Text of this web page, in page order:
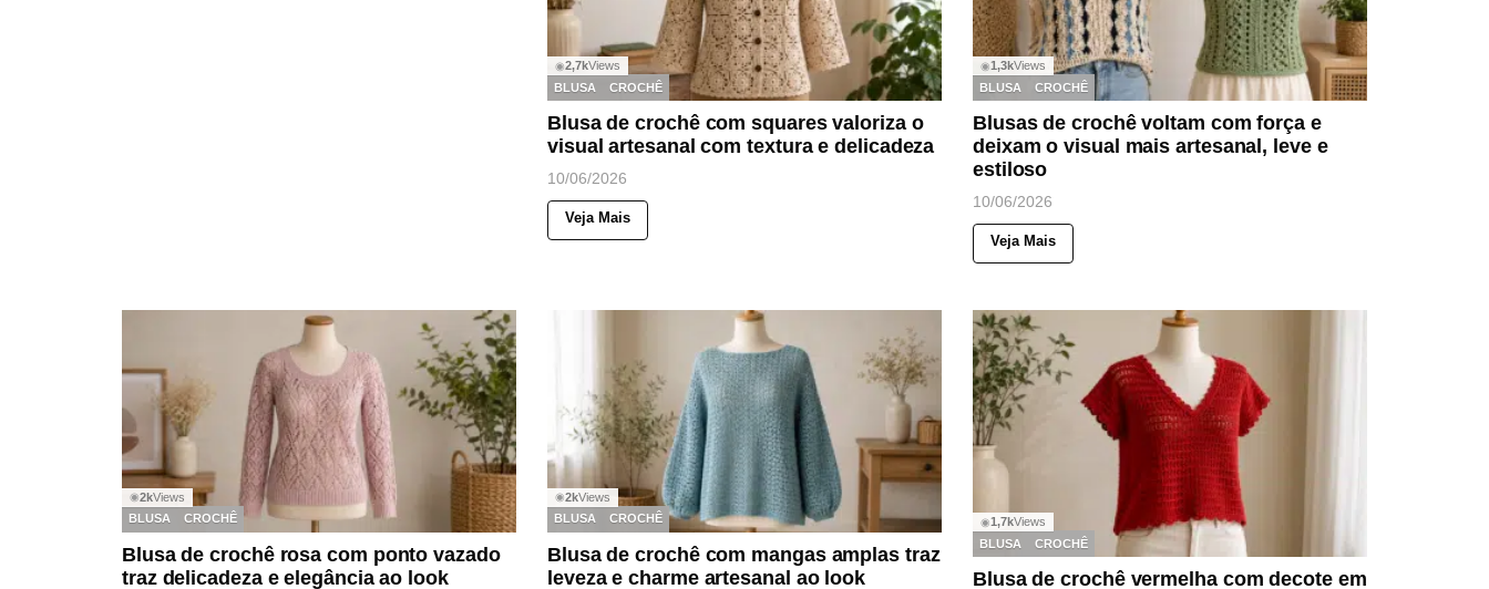
◉2,7kViews
BLUSA
CROCHÊ
Blusa de crochê com squares valoriza o
visual artesanal com textura e delicadeza
10/06/2026
Veja Mais
◉1,3kViews
BLUSA
CROCHÊ
Blusas de crochê voltam com força e
deixam o visual mais artesanal, leve e
estiloso
10/06/2026
Veja Mais
◉2kViews
BLUSA
CROCHÊ
Blusa de crochê rosa com ponto vazado
traz delicadeza e elegância ao look
◉2kViews
BLUSA
CROCHÊ
Blusa de crochê com mangas amplas traz
leveza e charme artesanal ao look
◉1,7kViews
BLUSA
CROCHÊ
Blusa de crochê vermelha com decote em